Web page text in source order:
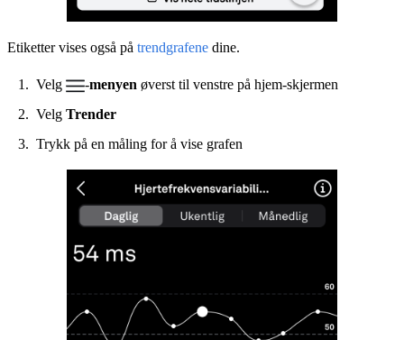
Etiketter vises også på trendgrafene dine.
Velg -menyen øverst til venstre på hjem-skjermen
Velg Trender
Trykk på en måling for å vise grafen